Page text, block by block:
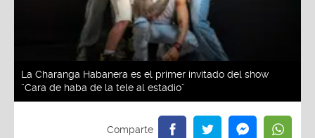
La Charanga Habanera es el primer invitado del show
¨Cara de haba de la tele al estadio¨